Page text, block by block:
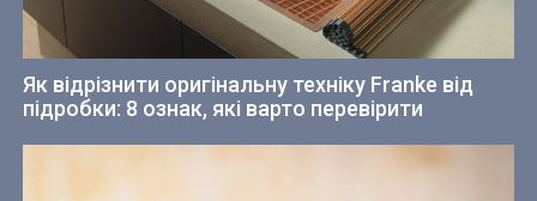
Як відрізнити оригінальну техніку Franke від
підробки: 8 ознак, які варто перевірити